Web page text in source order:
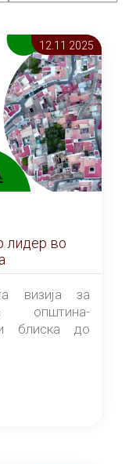
12.11 2025
лидер во
визија за
општина-
и блиска до